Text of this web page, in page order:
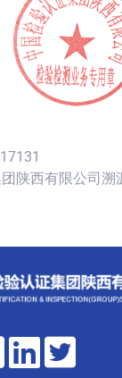
陕西有限公司